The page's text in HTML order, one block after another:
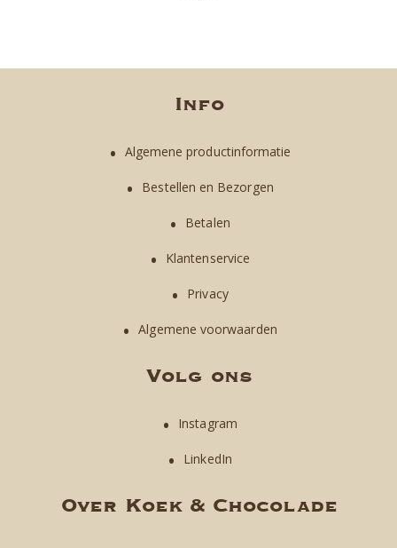
Info
Algemene productinformatie
Bestellen en Bezorgen
Betalen
Klantenservice
Privacy
Algemene voorwaarden
Volg ons
Instagram
LinkedIn
Over Koek & Chocolade